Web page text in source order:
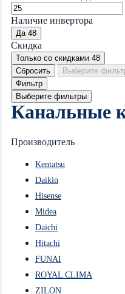
Наличие инвертора
Да 48
Скидка
Только со cкидками 48
Сбросить
Выберите
Фильтр
Выберите фильтры
Канальные
Производитель
Kentatsu
Daikin
Hisense
Midea
Daichi
Hitachi
FUNAI
ROYAL CLIMA
ZILON